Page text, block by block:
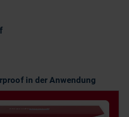
in der Anwendung